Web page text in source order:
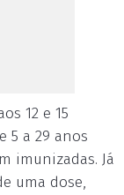
12 e 15
5 a 29 anos
imunizadas. Já
uma dose,